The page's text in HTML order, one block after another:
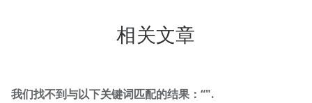
相关文章
我们找不到与以下关键词匹配的结果：“".